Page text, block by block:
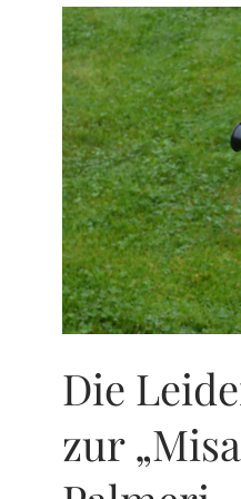
Die
zur